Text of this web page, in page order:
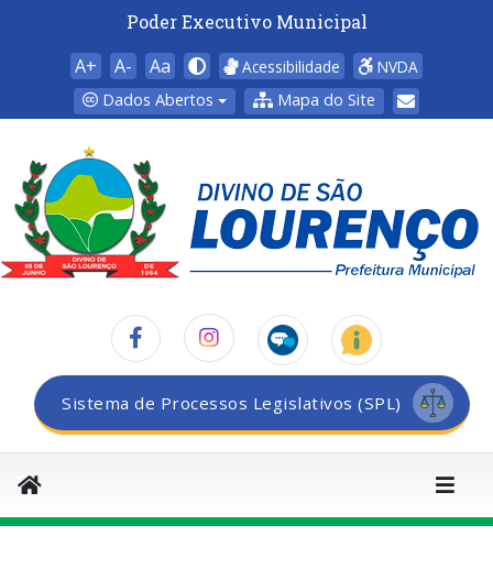
Poder Executivo Municipal
A+ A- Aa Acessibilidade
NVDA
Dados Abertos
Mapa do Site
Sistema de Processos Legislativos (SPL)